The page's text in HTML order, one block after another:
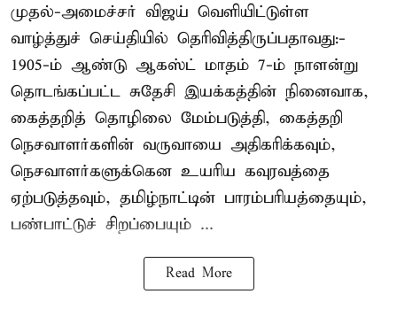
முதல்-அமைச்சர் விஜய் வெளியிட்டுள்ள
வாழ்த்துச் செய்தியில் தெரிவித்திருப்பதாவது:-
1905-ம் ஆண்டு ஆகஸ்ட் மாதம் 7-ம் நாளன்று
தொடங்கப்பட்ட சுதேசி இயக்கத்தின் நினைவாக,
கைத்தறித் தொழிலை மேம்படுத்தி, கைத்தறி
நெசவாளர்களின் வருவாயை அதிகரிக்கவும்,
நெசவாளர்களுக்கென உயரிய கவுரவத்தை
ஏற்படுத்தவும், தமிழ்நாட்டின் பாரம்பரியத்தையும்,
பண்பாட்டுச் சிறப்பையும் ...
Read More